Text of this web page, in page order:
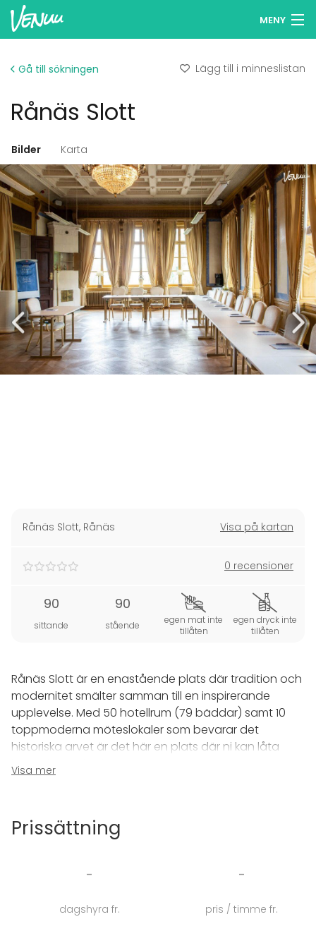
MENY
Lägg till din lokal
Gå till sökningen Lägg till i minneslistan
Rånäs Slott
Bilder Karta
Rånäs Slott, Rånäs Visa på kartan
0 recensioner
90
sittande
90
stående
egen mat inte
tillåten
egen dryck inte
tillåten
Rånäs Slott är en enastående plats där tradition och
modernitet smälter samman till en inspirerande
upplevelse. Med 50 hotellrum (79 bäddar) samt 10
toppmoderna möteslokaler som bevarar det
historiska arvet är det här en plats där ni kan låta
kreativiteten flöda.
inspirerande miljö för ditt möte. Våra konferenspaket
Beroende på dina mål med konferensen erbjuder vi
Visa mer
Prissättning
-
dagshyra fr.
-
pris / timme fr.